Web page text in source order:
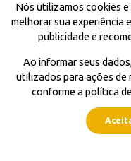
Nós utilizamos cookies
melhorar sua experiência
publicidade e
Ao informar seus
utilizados para ações de
conforme a política